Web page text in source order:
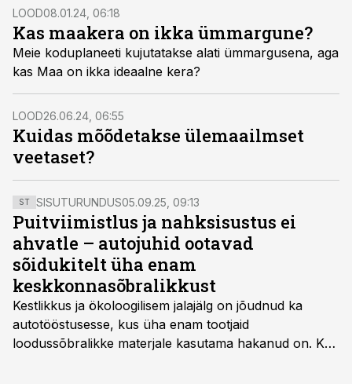
LOOD08.01.24, 06:18
Kas maakera on ikka ümmargune?
Meie koduplaneeti kujutatakse alati ümmargusena, aga
kas Maa on ikka ideaalne kera?
LOOD26.06.24, 06:55
Kuidas mõõdetakse ülemaailmset
veetaset?
ST SISUTURUNDUS05.09.25, 09:13
Puitviimistlus ja nahksisustus ei
ahvatle – autojuhid ootavad
sõidukitelt üha enam
keskkonnasõbralikkust
Kestlikkus ja ökoloogilisem jalajälg on jõudnud ka
autotööstusesse, kus üha enam tootjaid
loodussõbralikke materjale kasutama hakanud on. Kui